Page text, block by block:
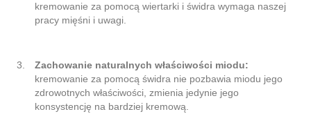
kremowanie za pomocą wiertarki i świdra wymaga naszej
pracy mięśni i uwagi.
Zachowanie naturalnych właściwości miodu:
kremowanie za pomocą świdra nie pozbawia miodu jego
zdrowotnych właściwości, zmienia jedynie jego
konsystencję na bardziej kremową.